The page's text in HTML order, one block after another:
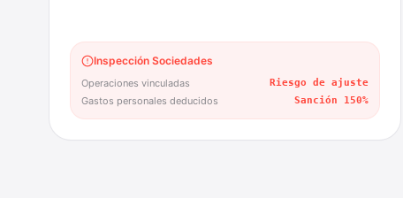
Inspección Sociedades
Operaciones vinculadas Riesgo de ajuste
Gastos personales deducidos Sanción 150%